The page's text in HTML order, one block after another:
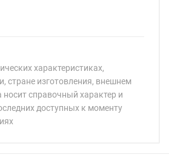
характеристиках,
стране изготовления, внешнем
носит справочный характер и
доступных к моменту